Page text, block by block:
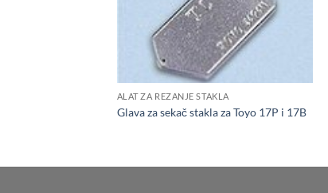
ALAT ZA REZANJE STAKLA
Glava za sekač stakla za Toyo 17P i 17B